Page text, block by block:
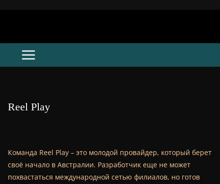
Reel Play
Команда Reel Play – это молодой провайдер, который берет
своё начало в Австралии. Разработчик еще не может
похвастаться международной сетью филиалов, но готов